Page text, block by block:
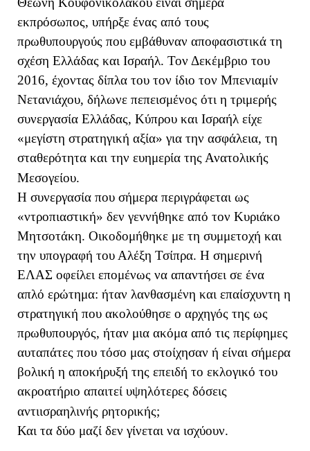
εκπρόσωπος, υπήρξε ένας από τους
πρωθυπουργούς που εμβάθυναν αποφασιστικά τη
σχέση Ελλάδας και Ισραήλ. Τον Δεκέμβριο του
2016, έχοντας δίπλα του τον ίδιο τον Μπενιαμίν
Νετανιάχου, δήλωνε πεπεισμένος ότι η τριμερής
συνεργασία Ελλάδας, Κύπρου και Ισραήλ είχε
«μεγίστη στρατηγική αξία» για την ασφάλεια, τη
σταθερότητα και την ευημερία της Ανατολικής
Μεσογείου.
Η συνεργασία που σήμερα περιγράφεται ως
«ντροπιαστική» δεν γεννήθηκε από τον Κυριάκο
Μητσοτάκη. Οικοδομήθηκε με τη συμμετοχή και
την υπογραφή του Αλέξη Τσίπρα. Η σημερινή
ΕΛΑΣ οφείλει επομένως να απαντήσει σε ένα
απλό ερώτημα: ήταν λανθασμένη και επαίσχυντη η
στρατηγική που ακολούθησε ο αρχηγός της ως
πρωθυπουργός, ήταν μια ακόμα από τις περίφημες
αυταπάτες που τόσο μας στοίχησαν ή είναι σήμερα
βολική η αποκήρυξή της επειδή το εκλογικό του
ακροατήριο απαιτεί υψηλότερες δόσεις
αντιισραηλινής ρητορικής;
Και τα δύο μαζί δεν γίνεται να ισχύουν.